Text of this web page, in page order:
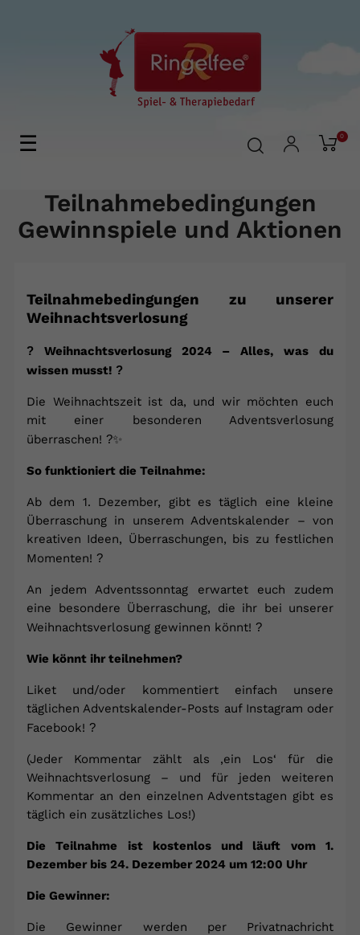
Umschalten
Navigation
☰ 0
Teilnahmebedingungen
Gewinnspiele und Aktionen
Teilnahmebedingungen zu unserer
Weihnachtsverlosung
? Weihnachtsverlosung 2024 – Alles, was du
wissen musst! ?
Die Weihnachtszeit ist da, und wir möchten euch
mit einer besonderen Adventsverlosung
überraschen! ?✨
So funktioniert die Teilnahme:
Ab dem 1. Dezember, gibt es täglich eine kleine
Überraschung in unserem Adventskalender – von
kreativen Ideen, Überraschungen, bis zu festlichen
Momenten! ?
An jedem Adventssonntag erwartet euch zudem
eine besondere Überraschung, die ihr bei unserer
Weihnachtsverlosung gewinnen könnt! ?
Wie könnt ihr teilnehmen?
Liket und/oder kommentiert einfach unsere
täglichen Adventskalender-Posts auf Instagram oder
Facebook! ?
(Jeder Kommentar zählt als ‚ein Los‘ für die
Weihnachtsverlosung – und für jeden weiteren
Kommentar an den einzelnen Adventstagen gibt es
täglich ein zusätzliches Los!)
Die Teilnahme ist kostenlos und läuft vom 1.
Dezember bis 24. Dezember 2024 um 12:00 Uhr
Die Gewinner:
Die Gewinner werden per Privatnachricht